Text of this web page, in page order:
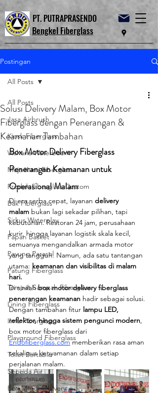
PT. PUTRAPRASENDO
Bengkel Fiberglass
Postingan
All Posts
Jasa Airbrush
Kiosk Fiberglass
Wahana Waterboom
Meja Kursi Fiberglass
Produk Fiberglass Custom
Bak Fiberglass
Sirkus Waterplay
Papan Basket
Payung Parasol
Patung Fiberglass
Tempat Sampah Fiberglass
Lining Fiberglass
Ilmu Fiberglass
Playground Fiberglass
Toilet Portable
Sepeda Air
Box Motor Delivery
All Posts
Solusi Delivery Malam, Box Motor
Fiberglass dengan Penerangan &
Keamanan Tambahan
Box Motor Delivery Fiberglass
Penerangan Keamanan untuk
Operasional Malam
Di era serba cepat, layanan delivery
malam bukan lagi sekadar pilihan, tapi
kebutuhan. Restoran 24 jam, perusahaan
kurir, hingga layanan logistik skala kecil,
semuanya mengandalkan armada motor
yang tangguh. Namun, ada satu tantangan
utama: keamanan dan visibilitas di malam
hari.
Di sinilah box motor delivery fiberglass
penerangan keamanan hadir sebagai solusi.
Dengan tambahan fitur lampu LED,
reflektor, hingga sistem pengunci modern,
box motor fiberglass dari
Endofiberglass.com memberikan rasa aman
sekaligus kenyamanan dalam setiap
perjalanan malam.